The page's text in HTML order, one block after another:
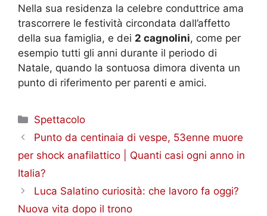
Nella sua residenza la celebre conduttrice ama
trascorrere le festività circondata dall’affetto
della sua famiglia, e dei 2 cagnolini, come per
esempio tutti gli anni durante il periodo di
Natale, quando la sontuosa dimora diventa un
punto di riferimento per parenti e amici.
Categorie
Spettacolo
Punto da centinaia di vespe, 53enne muore
per shock anafilattico | Quanti casi ogni anno in
Italia?
Luca Salatino curiosità: che lavoro fa oggi?
Nuova vita dopo il trono